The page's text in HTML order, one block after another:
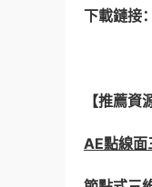
下載鏈接：
【推薦資
AE點線